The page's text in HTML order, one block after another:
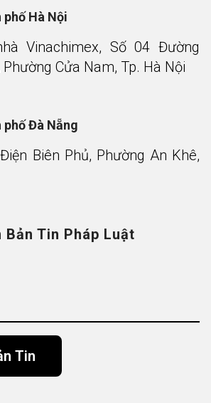
phố Hà Nội
Vinachimex, Số 04 Đường
Cửa Nam, Tp. Hà Nội
phố Đà Nẵng
Biên Phủ, Phường An Khê,
Bản Tin Pháp Luật